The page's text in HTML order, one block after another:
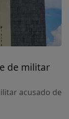
de militar
acusado de